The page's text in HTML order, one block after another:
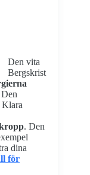
Den vita
Bergskrist
Klara
. Den
dina
för